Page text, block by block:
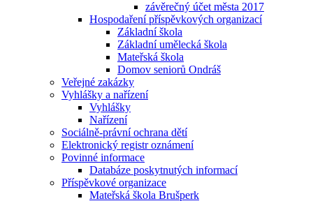
závěrečný účet města 2017
Hospodaření příspěvkových organizací
Základní škola
Základní umělecká škola
Mateřská škola
Domov seniorů Ondráš
Veřejné zakázky
Vyhlášky a nařízení
Vyhlášky
Nařízení
Sociálně-právní ochrana dětí
Elektronický registr oznámení
Povinné informace
Databáze poskytnutých informací
Příspěvkové organizace
Mateřská škola Brušperk